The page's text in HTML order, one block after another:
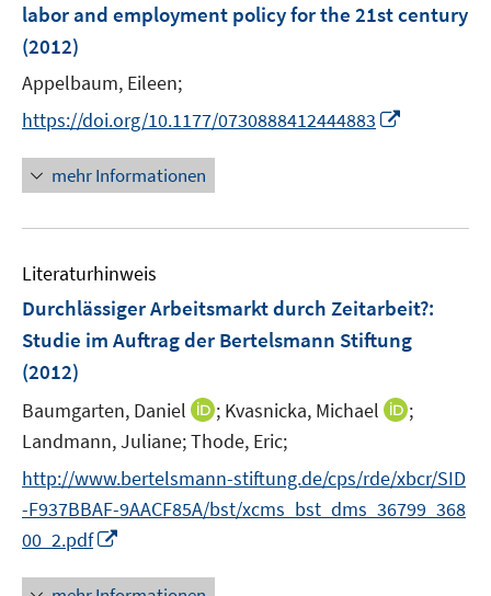
n
labor and employment policy for the 21st century
(2012)
Appelbaum, Eileen;
https://doi.org/10.1177/0730888412444883
u
F
n
t
ö
f
mehr Informationen
Literaturhinweis
Durchlässiger Arbeitsmarkt durch Zeitarbeit?:
Studie im Auftrag der Bertelsmann Stiftung
(2012)
Baumgarten, Daniel
I
n
e
u
; Kvasnicka, Michael
I
e
u
;
Landmann, Juliane;Thode, Eric;
http://www.bertelsmann-stiftung.de/cps/rde/xbcr/SID
-F937BBAF-9AACF85A/bst/xcms_bst_dms_36799_368
00_2.pdf
n